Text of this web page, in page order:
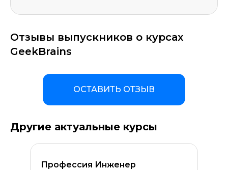
Отзывы выпускников о курсах
GeekBrains
ОСТАВИТЬ ОТЗЫВ
Другие актуальные курсы
Профессия Инженер